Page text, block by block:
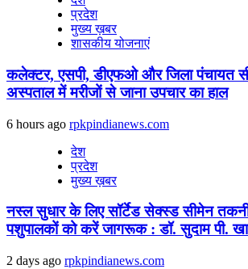
प्रदेश
मुख्य ख़बर
शासकीय योजनाएं
कलेक्टर, एसपी, डीएफओ और जिला पंचायत
अस्पताल में मरीजों से जाना उपचार का हाल
6 hours ago rpkpindianews.com
देश
प्रदेश
मुख्य ख़बर
नस्ल सुधार के लिए सॉर्टेड सेक्स्ड सीमेन
पशुपालकों को करें जागरूक : डॉ. सुदाम पी.
2 days ago rpkpindianews.com